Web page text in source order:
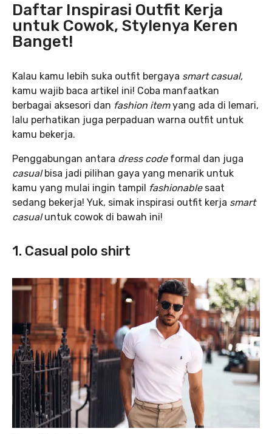
Daftar Inspirasi Outfit Kerja
untuk Cowok, Stylenya Keren
Banget!
Kalau kamu lebih suka outfit bergaya smart casual,
kamu wajib baca artikel ini! Coba manfaatkan
berbagai aksesori dan fashion itemyang ada di lemari,
lalu perhatikan juga perpaduan warna outfit untuk
kamu bekerja.
Penggabungan antara dress code formal dan juga
casualbisa jadi pilihan gaya yang menarik untuk
kamu yang mulai ingin tampil fashionable saat
sedang bekerja! Yuk, simak inspirasi outfit kerja smart
casualuntuk cowok di bawah ini!
1. Casual polo shirt